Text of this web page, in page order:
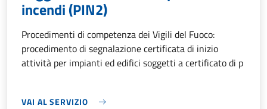
incendi (PIN2)
Procedimenti di competenza dei Vigili del Fuoco:
procedimento di segnalazione certificata di inizio
attività per impianti ed edifici soggetti a certificato di p
VAI AL SERVIZIO